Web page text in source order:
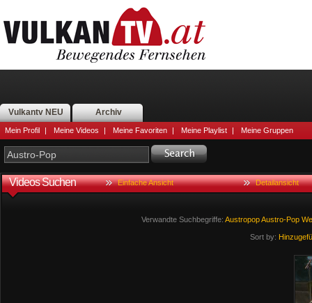
Vulkantv NEU Archiv
Mein Profil | Meine Videos | Meine Favoriten | Meine Playlist | Meine Gruppen
Videos Suchen Einfache Ansicht Detailansicht
Verwandte Suchbegriffe: AustropopAustro-Pop We
Sort by: